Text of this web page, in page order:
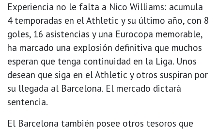
Experiencia no le falta a Nico Williams: acumula
4 temporadas en el Athletic y su último año, con 8
goles, 16 asistencias y una Eurocopa memorable,
ha marcado una explosión definitiva que muchos
esperan que tenga continuidad en la Liga. Unos
desean que siga en el Athletic y otros suspiran por
su llegada al Barcelona. El mercado dictará
sentencia.
El Barcelona también posee otros tesoros que